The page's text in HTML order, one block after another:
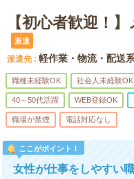
【初心者歓迎！
派遣
派遣先 軽作業・物流・配送
職種未経験OK 社会人未経験OK
40～50代活躍 WEB登録OK
職場が禁煙 電話対応なし
ここがポイント！
女性が仕事をしやすい